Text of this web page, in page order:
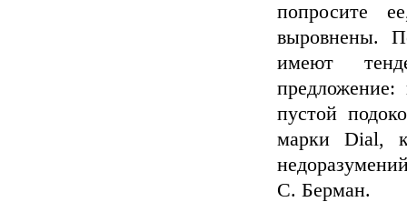
попросите
выровнены.
имеют
пустой
марки Dial,
С. Берман.